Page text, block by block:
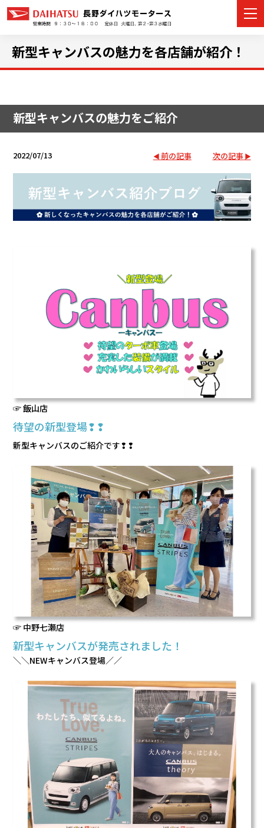
展示車・試乗車
店舗情報
イベント・キャンペーン
ご購入者サポート
新型キャンバスの魅力を各店舗が紹介！
新型キャンバスの魅力をご紹介
2022/07/13 前の記事 次の記事
☞ 飯山店
待望の新型登場❢❢
新型キャンバスのご紹介です❢❢
☞ 中野七瀬店
新型キャンバスが発売されました！
＼＼NEWキャンバス登場／／